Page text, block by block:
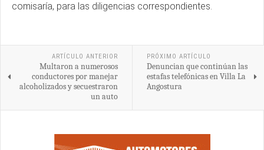
comisaría, para las diligencias correspondientes.
ARTÍCULO ANTERIOR
Multaron a numerosos
conductores por manejar
alcoholizados y secuestraron
un auto
PRÓXIMO ARTÍCULO
Denuncian que continúan las
estafas telefónicas en Villa La
Angostura